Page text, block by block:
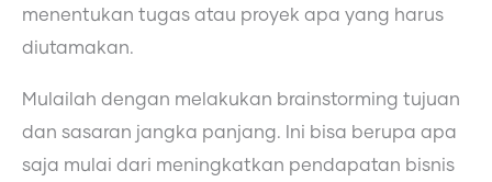
menentukan tugas atau proyek apa yang harus
diutamakan.
Mulailah dengan melakukan brainstorming tujuan
dan sasaran jangka panjang. Ini bisa berupa apa
saja mulai dari meningkatkan pendapatan bisnis